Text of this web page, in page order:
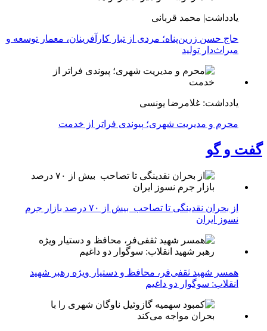
یادداشت| محمد قربانی
حاج حسن زرین‌پناه؛ مردی از تبار کارآفرینان، معمار توسعه و
میراث‌دار تولید
یادداشت: غلامرضا یونسی
محرم و مدیریت شهری؛ پیوندی فراتر از خدمت
گفت و گو
از بحران نقدینگی تا تصاحب بیش از ۷۰ درصد بازار جرم
نسوز ایران
همسر شهید ثقفی‌فر، محافظ و دستیار ویژه رهبر شهید
انقلاب: سوگوار دو داغیم